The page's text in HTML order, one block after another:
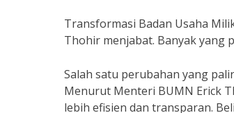
Transformasi Badan Usaha
Thohir menjabat. Banyak yang
Salah satu perubahan yang
Menurut Menteri BUMN Erick
lebih efisien dan transparan.